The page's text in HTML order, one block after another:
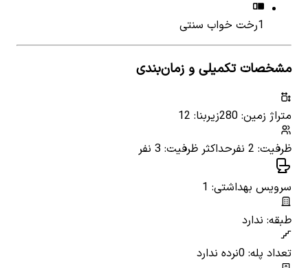
1رخت خواب سنتی
مشخصات تکمیلی و زمان‌بندی
متراژ زمین: 280
زیربنا: 12
ظرفیت: 2 نفر
حداکثر ظرفیت: 3 نفر
سرویس بهداشتی: 1
طبقه: ندارد
تعداد پله: 0
نرده ندارد